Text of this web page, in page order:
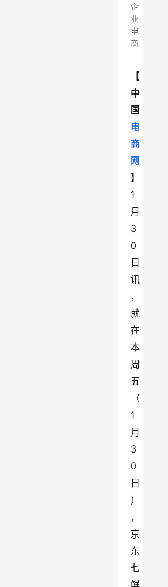
企
业
电
商
【
中
国
电
商
网
】
1
月
3
0
日
讯
，
就
在
本
周
五
（
1
月
3
0
日
）
，
京
东
七
鲜